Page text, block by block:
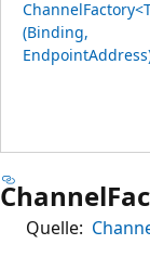
(Binding,
Quelle: